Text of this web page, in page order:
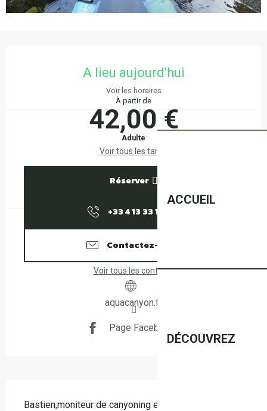
ACCUEIL
DÉCOUVREZ
A lieu aujourd'hui
Voir les horaires
À partir de
42,00 €
Adulte
Voir tous les tarifs
Réserver
+33 4 13 33 10
Contactez-nous
Voir tous les contacts
aquacanyon.fr
Page Facebook
Bastien,moniteur de canyoning et d'escalade, vous